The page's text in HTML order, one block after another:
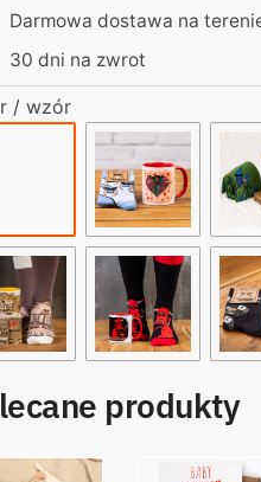
Darmowa dostawa na
30 dni na zwrot
/ wzór
produkty